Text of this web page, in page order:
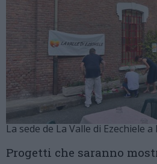
La sede de La Valle di Ezechiele
Progetti che saranno